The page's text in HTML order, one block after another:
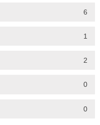
6
1
2
0
0